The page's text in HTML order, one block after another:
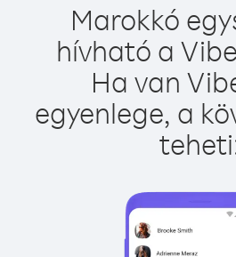
Marokkó
hívható a
Ha van
egyenlege, a